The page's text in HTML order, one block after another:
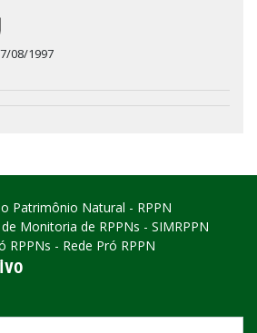
08/1997
Patrimônio Natural - RPPN
Monitoria de RPPNs - SIMRPPN
RPPNs - Rede Pró RPPN